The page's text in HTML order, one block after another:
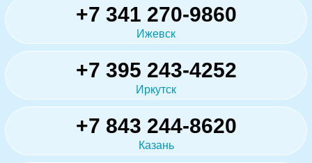
+7 341 270-9860
Ижевск
+7 395 243-4252
Иркутск
+7 843 244-8620
Казань